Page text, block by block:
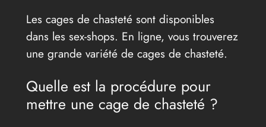
Les cages de chasteté sont disponibles
dans les sex-shops. En ligne, vous trouverez
une grande variété de cages de chasteté.
Quelle est la procédure pour
mettre une cage de chasteté ?